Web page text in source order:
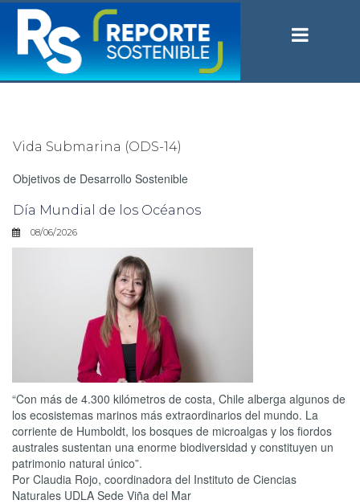
Vida Submarina (ODS-14)
Objetivos de Desarrollo Sostenible
Día Mundial de los Océanos
08/06/2026
“Con más de 4.300 kilómetros de costa, Chile alberga algunos de
los ecosistemas marinos más extraordinarios del mundo. La
corriente de Humboldt, los bosques de microalgas y los fiordos
australes sustentan una enorme biodiversidad y constituyen un
patrimonio natural único”.
Por Claudia Rojo, coordinadora del Instituto de Ciencias
Naturales UDLA Sede Viña del Mar